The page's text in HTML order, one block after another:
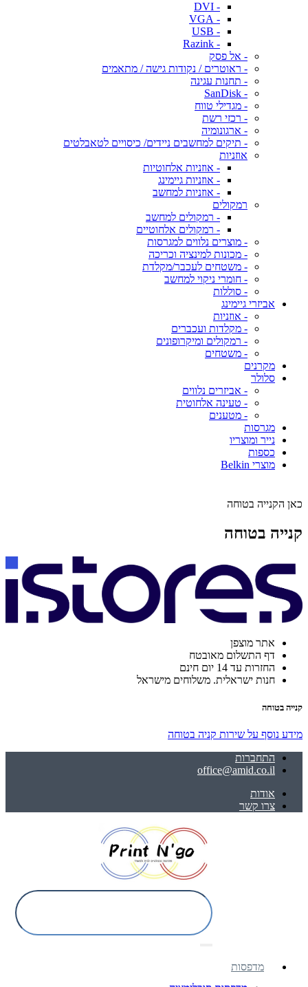
- DVI
- VGA
- USB
- Razink
- אל פסק
- ראוטרים / נקודות גישה / מתאמים
- תחנות עגינה
- SanDisk
- מגדילי טווח
- רכזי רשת
- ארגונומיה
- תיקים למחשבים ניידים/ כיסויים לטאבלטים
אוזניות
- אוזניות אלחוטיות
- אוזניות גיימינג
- אוזניות למחשב
רמקולים
- רמקולים למחשב
- רמקולים אלחוטיים
- מוצרים נלווים למגרסות
- מכונות למינציה וכריכה
- משטחים לעכבר/מקלדת
- חומרי ניקוי למחשב
- סוללות
אביזרי גיימינג
- אוזניות
- מקלדות ועכברים
- רמקולים ומיקרופונים
- משטחים
מקרנים
סלולר
- אביזרים נלווים
- טעינה אלחוטית
- מטענים
מגרסות
נייר ומוצריו
כספות
מוצרי Belkin
כאן הקנייה בטוחה
קנייה בטוחה
אתר מוצפן
דף התשלום מאובטח
החזרות עד 14 יום חינם
חנות ישראלית. משלוחים מישראל
קנייה בטוחה
מידע נוסף על שירות קניה בטוחה
התחברות
office@amid.co.il
אודות
צרו קשר
מדפסות